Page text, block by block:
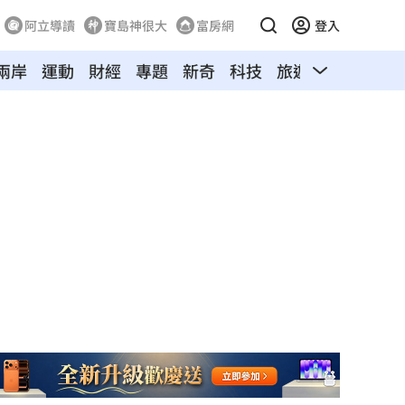
阿立導讀 寶島神很大 富房網 登入
岸 運動 財經 專題 新奇 科技 旅遊 汽車